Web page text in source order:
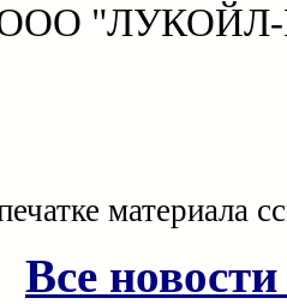
"ЛУКОЙЛ-
материала
Все